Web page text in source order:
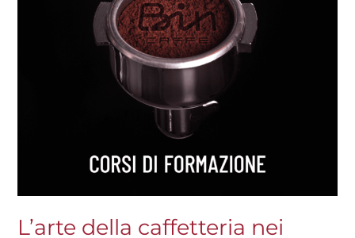
L’arte della caffetteria nei